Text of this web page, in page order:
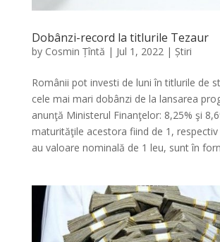
Dobânzi-record la titlurile Tezaur
by Cosmin Țîntă | Jul 1, 2022 | Știri
Românii pot investi de luni în titlurile de
cele mai mari dobânzi de la lansarea
anunţă Ministerul Finanţelor: 8,25% şi
maturităţile acestora fiind de 1, respectiv
au valoare nominală de 1 leu, sunt în